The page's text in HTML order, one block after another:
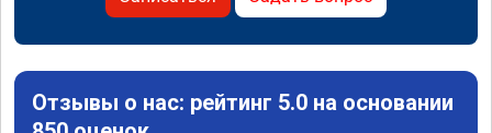
Отзывы о нас: рейтинг 5.0 на основании